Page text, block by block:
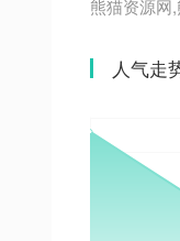
熊猫资源网
人气走